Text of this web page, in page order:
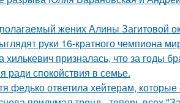
жених Алины Загитовой
руки 16-кратного чемпиона
хилькевич призналась, что за годы
ради спокойствия в семье.
федько ответила хейтерам,